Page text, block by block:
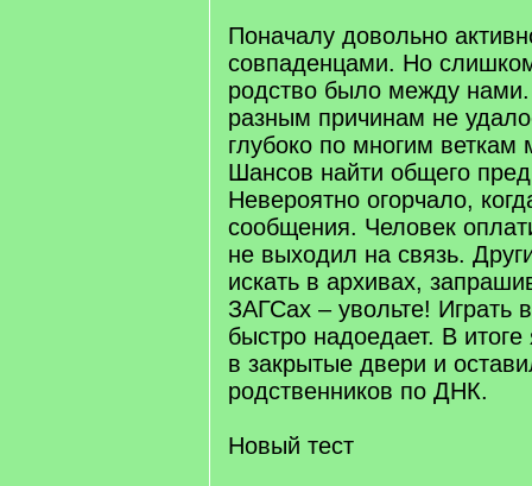
Поначалу довольно
совпаденцами. Но
родство было между
разным причинам не
глубоко по многим веткам
Шансов найти общего
Невероятно огорчало,
сообщения. Человек
не выходил на связь.
искать в архивах,
ЗАГСах – увольте! Играть
быстро надоедает. В итоге
в закрытые двери и
родственников по ДНК.
Новый тест